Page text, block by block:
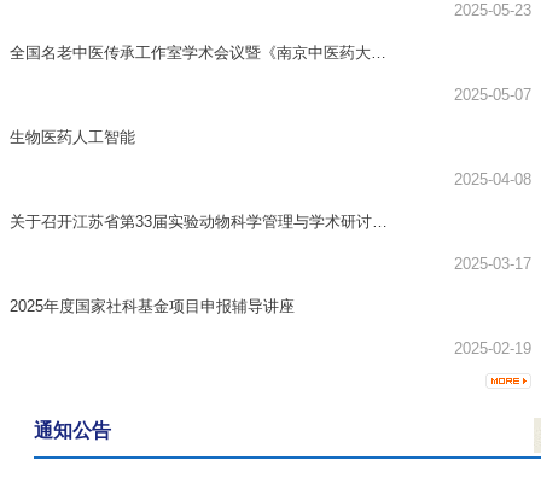
2025-05-23
全国名老中医传承工作室学术会议暨《南京中医药大学
2025-05-07
生物医药人工智能
2025-04-08
关于召开江苏省第33届实验动物科学管理与学术研讨会
2025-03-17
2025年度国家社科基金项目申报辅导讲座
2025-02-19
通知公告